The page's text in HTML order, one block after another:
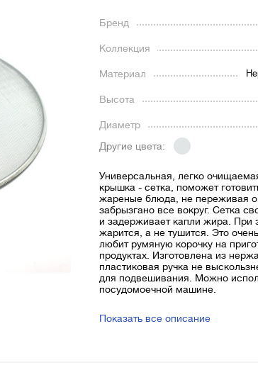
Бренд
Коллекция
Материал
Высота
Диаметр
Другие цвета:
Универсальная, легко
крышка - сетка, поможет
жареные блюда, не переживая о
забрызгано все вокруг. Сетка
и задерживает капли жира. При
жарится, а не тушится. Это
любит румяную корочку на
продуктах. Изготовлена из
пластиковая ручка не
для подвешивания. Можно
посудомоечной машине.
Показать все описание